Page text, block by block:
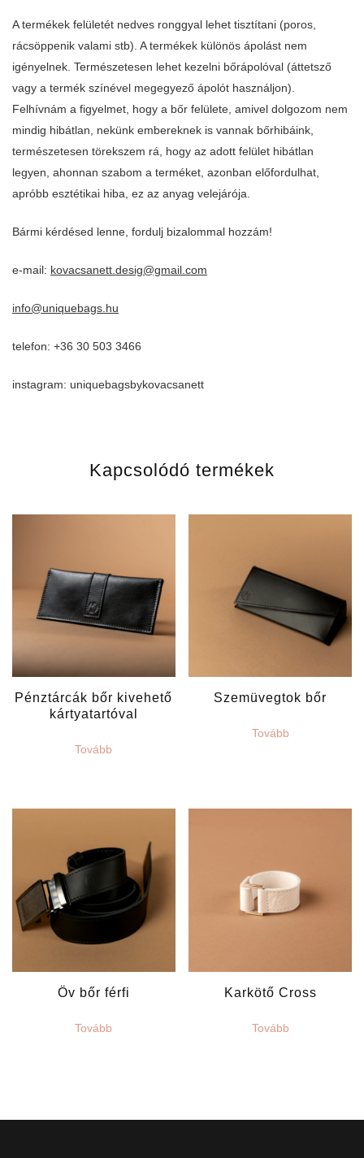
A termékek felületét nedves ronggyal lehet tisztítani (poros,
rácsöppenik valami stb). A termékek különös ápolást nem
igényelnek. Természetesen lehet kezelni bőrápolóval (áttetsző
vagy a termék színével megegyező ápolót használjon).
Felhívnám a figyelmet, hogy a bőr felülete, amivel dolgozom nem
mindig hibátlan, nekünk embereknek is vannak bőrhibáink,
természetesen törekszem rá, hogy az adott felület hibátlan
legyen, ahonnan szabom a terméket, azonban előfordulhat,
apróbb esztétikai hiba, ez az anyag velejárója.
Bármi kérdésed lenne, fordulj bizalommal hozzám!
e-mail: kovacsanett.desig@gmail.com
info@uniquebags.hu
telefon: +36 30 503 3466
instagram: uniquebagsbykovacsanett
Kapcsolódó termékek
Pénztárcák bőr kivehető
kártyatartóval
Tovább
Szemüvegtok bőr
Tovább
Öv bőr férfi
Tovább
Karkötő Cross
Tovább